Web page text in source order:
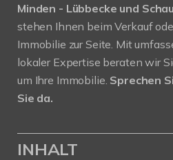
Minden - Lübbecke und
stehen Ihnen beim Verkauf
Immobilie zur Seite. Mit
lokaler Expertise beraten wir
um Ihre Immobilie. Sprechen
Sie da.
INHALT